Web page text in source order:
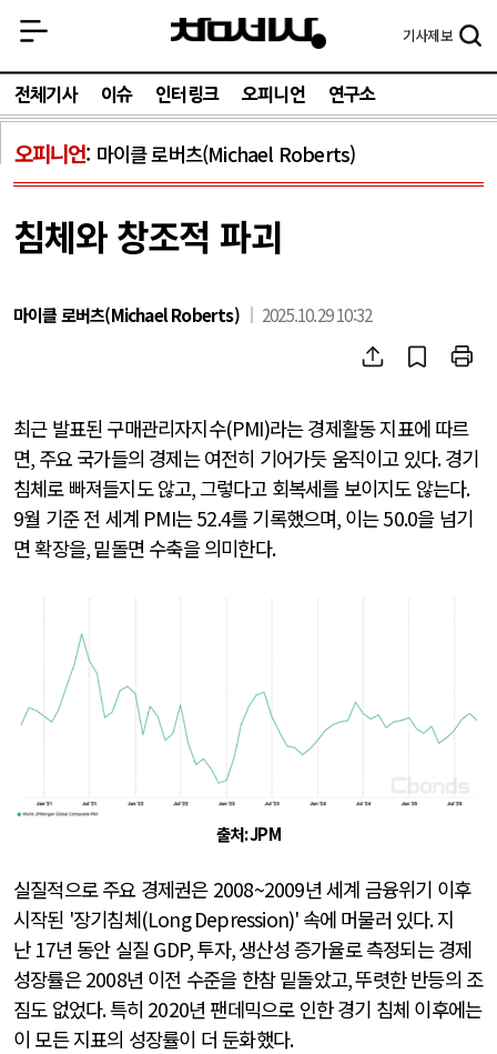
기사제보
전체기사 이슈 인터링크 오피니언 연구소
오피니언 마이클 로버츠(Michael Roberts)
침체와 창조적 파괴
마이클 로버츠(Michael Roberts) 2025.10.29 10:32
최근 발표된 구매관리자지수(PMI)라는 경제활동 지표에 따르
면, 주요 국가들의 경제는 여전히 기어가듯 움직이고 있다.경기
침체로 빠져들지도 않고,그렇다고 회복세를 보이지도 않는다.
9월 기준 전 세계 PMI는52.4를 기록했으며, 이는50.0을 넘기
면 확장을,밑돌면 수축을 의미한다.
출처: JPM
실질적으로 주요 경제권은 2008~2009년 세계 금융위기 이후
시작된 '장기침체(Long Depression)' 속에 머물러 있다.지
난 17년 동안 실질 GDP,투자,생산성 증가율로 측정되는 경제
성장률은2008년 이전 수준을 한참 밑돌았고,뚜렷한 반등의 조
짐도 없었다.특히 2020년 팬데믹으로 인한 경기 침체 이후에는
이 모든 지표의 성장률이 더 둔화했다.